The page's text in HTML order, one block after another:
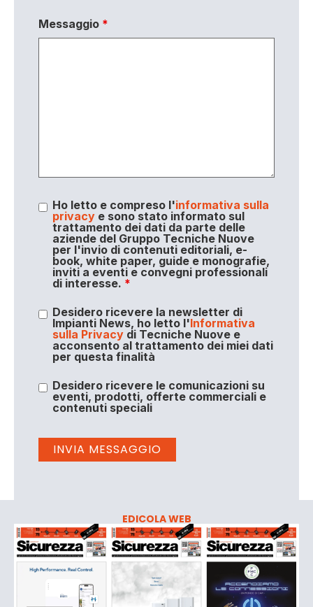
Messaggio *
Ho letto e compreso l'informativa sulla
privacye sono stato informato sul
trattamento dei dati da parte delle
aziende del Gruppo Tecniche Nuove
per l'invio di contenuti editoriali, e-
book, white paper, guide e monografie,
inviti a eventi e convegni professionali
di interesse. *
Desidero ricevere la newsletter di
Impianti News, ho letto l'Informativa
sulla Privacydi Tecniche Nuove e
acconsento al trattamento dei miei dati
per questa finalità
Desidero ricevere le comunicazioni su
eventi, prodotti, offerte commerciali e
contenuti speciali
EDICOLA WEB